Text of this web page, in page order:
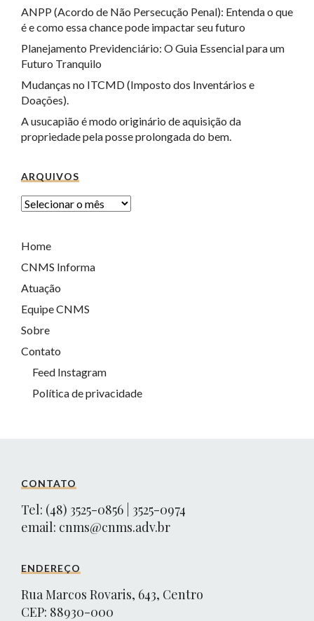
ANPP (Acordo de Não Persecução Penal): Entenda o que
é e como essa chance pode impactar seu futuro
Planejamento Previdenciário: O Guia Essencial para um
Futuro Tranquilo
Mudanças no ITCMD (Imposto dos Inventários e
Doações).
A usucapião é modo originário de aquisição da
propriedade pela posse prolongada do bem.
ARQUIVOS
Home
CNMS Informa
Atuação
Equipe CNMS
Sobre
Contato
Feed Instagram
Política de privacidade
CONTATO
Tel: (48) 3525-0856 | 3525-0974
email: cnms@cnms.adv.br
ENDEREÇO
Rua Marcos Rovaris, 643, Centro
CEP: 88930-000